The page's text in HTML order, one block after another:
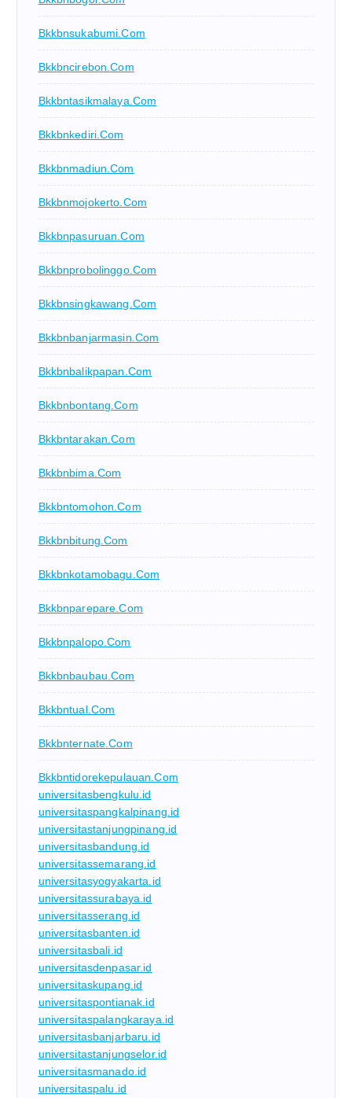
Bkkbnsukabumi.com
Bkkbncirebon.com
Bkkbntasikmalaya.com
Bkkbnkediri.com
Bkkbnmadiun.com
Bkkbnmojokerto.com
Bkkbnpasuruan.com
Bkkbnprobolinggo.com
Bkkbnsingkawang.com
Bkkbnbanjarmasin.com
Bkkbnbalikpapan.com
Bkkbnbontang.com
Bkkbntarakan.com
Bkkbnbima.com
Bkkbntomohon.com
Bkkbnbitung.com
Bkkbnkotamobagu.com
Bkkbnparepare.com
Bkkbnpalopo.com
Bkkbnbaubau.com
Bkkbntual.com
Bkkbnternate.com
Bkkbntidorekepulauan.com
universitasbengkulu.id
universitaspangkalpinang.id
universitastanjungpinang.id
universitasbandung.id
universitassemarang.id
universitasyogyakarta.id
universitassurabaya.id
universitasserang.id
universitasbanten.id
universitasbali.id
universitasdenpasar.id
universitaskupang.id
universitaspontianak.id
universitaspalangkaraya.id
universitasbanjarbaru.id
universitastanjungselor.id
universitasmanado.id
universitaspalu.id